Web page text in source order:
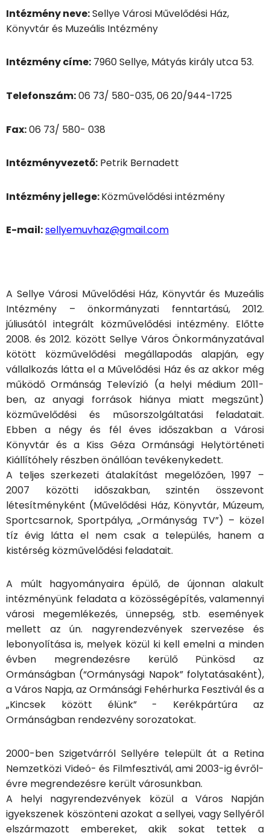
Intézmény neve:Sellye Városi Művelődési Ház,
Könyvtár és Muzeális Intézmény
Intézmény címe: 7960 Sellye, Mátyás király utca 53.
Telefonszám:06 73/ 580-035, 06 20/944-1725
Fax:06 73/ 580- 038
Intézményvezető: Petrik Bernadett
Intézmény jellege:Közművelődési intézmény
E-mail:sellyemuvhaz@gmail.com
A Sellye Városi Művelődési Ház, Könyvtár és Muzeális
Intézmény – önkormányzati fenntartású, 2012.
júliusától integrált közművelődési intézmény. Előtte
2008. és 2012. között Sellye Város Önkormányzatával
kötött közművelődési megállapodás alapján, egy
vállalkozás látta el a Művelődési Ház és az akkor még
működő Ormánság Televízió (a helyi médium 2011-
ben, az anyagi források hiánya miatt megszűnt)
közművelődési és műsorszolgáltatási feladatait.
Ebben a négy és fél éves időszakban a Városi
Könyvtár és a Kiss Géza Ormánsági Helytörténeti
Kiállítóhely részben önállóan tevékenykedett.
A teljes szerkezeti átalakítást megelőzően, 1997 –
2007 közötti időszakban, szintén összevont
létesítményként (Művelődési Ház, Könyvtár, Múzeum,
Sportcsarnok, Sportpálya, „Ormányság TV”) – közel
tíz évig látta el nem csak a település, hanem a
kistérség közművelődési feladatait.
A múlt hagyományaira épülő, de újonnan alakult
intézményünk feladata a közösségépítés, valamennyi
városi megemlékezés, ünnepség, stb. események
mellett az ún. nagyrendezvények szervezése és
lebonyolítása is, melyek közül ki kell emelni a minden
évben megrendezésre kerülő Pünkösd az
Ormánságban (“Ormánysági Napok” folytatásaként),
a Város Napja, az Ormánsági Fehérhurka Fesztivál és a
„Kincsek között élünk” - Kerékpártúra az
Ormánságban rendezvény sorozatokat.
2000-ben Szigetvárról Sellyére települt át a Retina
Nemzetközi Videó- és Filmfesztivál, ami 2003-ig évről-
évre megrendezésre került városunkban.
A helyi nagyrendezvények közül a Város Napján
igyekszenek köszönteni azokat a sellyei, vagy Sellyéről
elszármazott embereket, akik sokat tettek a